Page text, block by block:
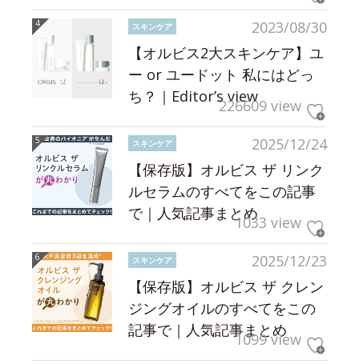
2023/08/30
スキンケア
【オルビス2大スキンケア】ユ
ー or ユードット 私にはどっ
ち？｜Editor’s view226609 view
2025/12/24
スキンケア
【保存版】オルビス ザ リンク
ルセラムのすべてをこの記事
で｜人気記事まとめ1033 view
2025/12/23
スキンケア
【保存版】オルビス ザ クレン
ジングオイルのすべてをこの
記事で｜人気記事まとめ
1099 view